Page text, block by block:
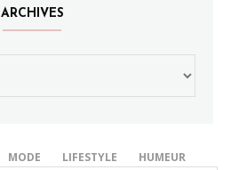
ARCHIVES
MODE LIFESTYLE HUMEUR